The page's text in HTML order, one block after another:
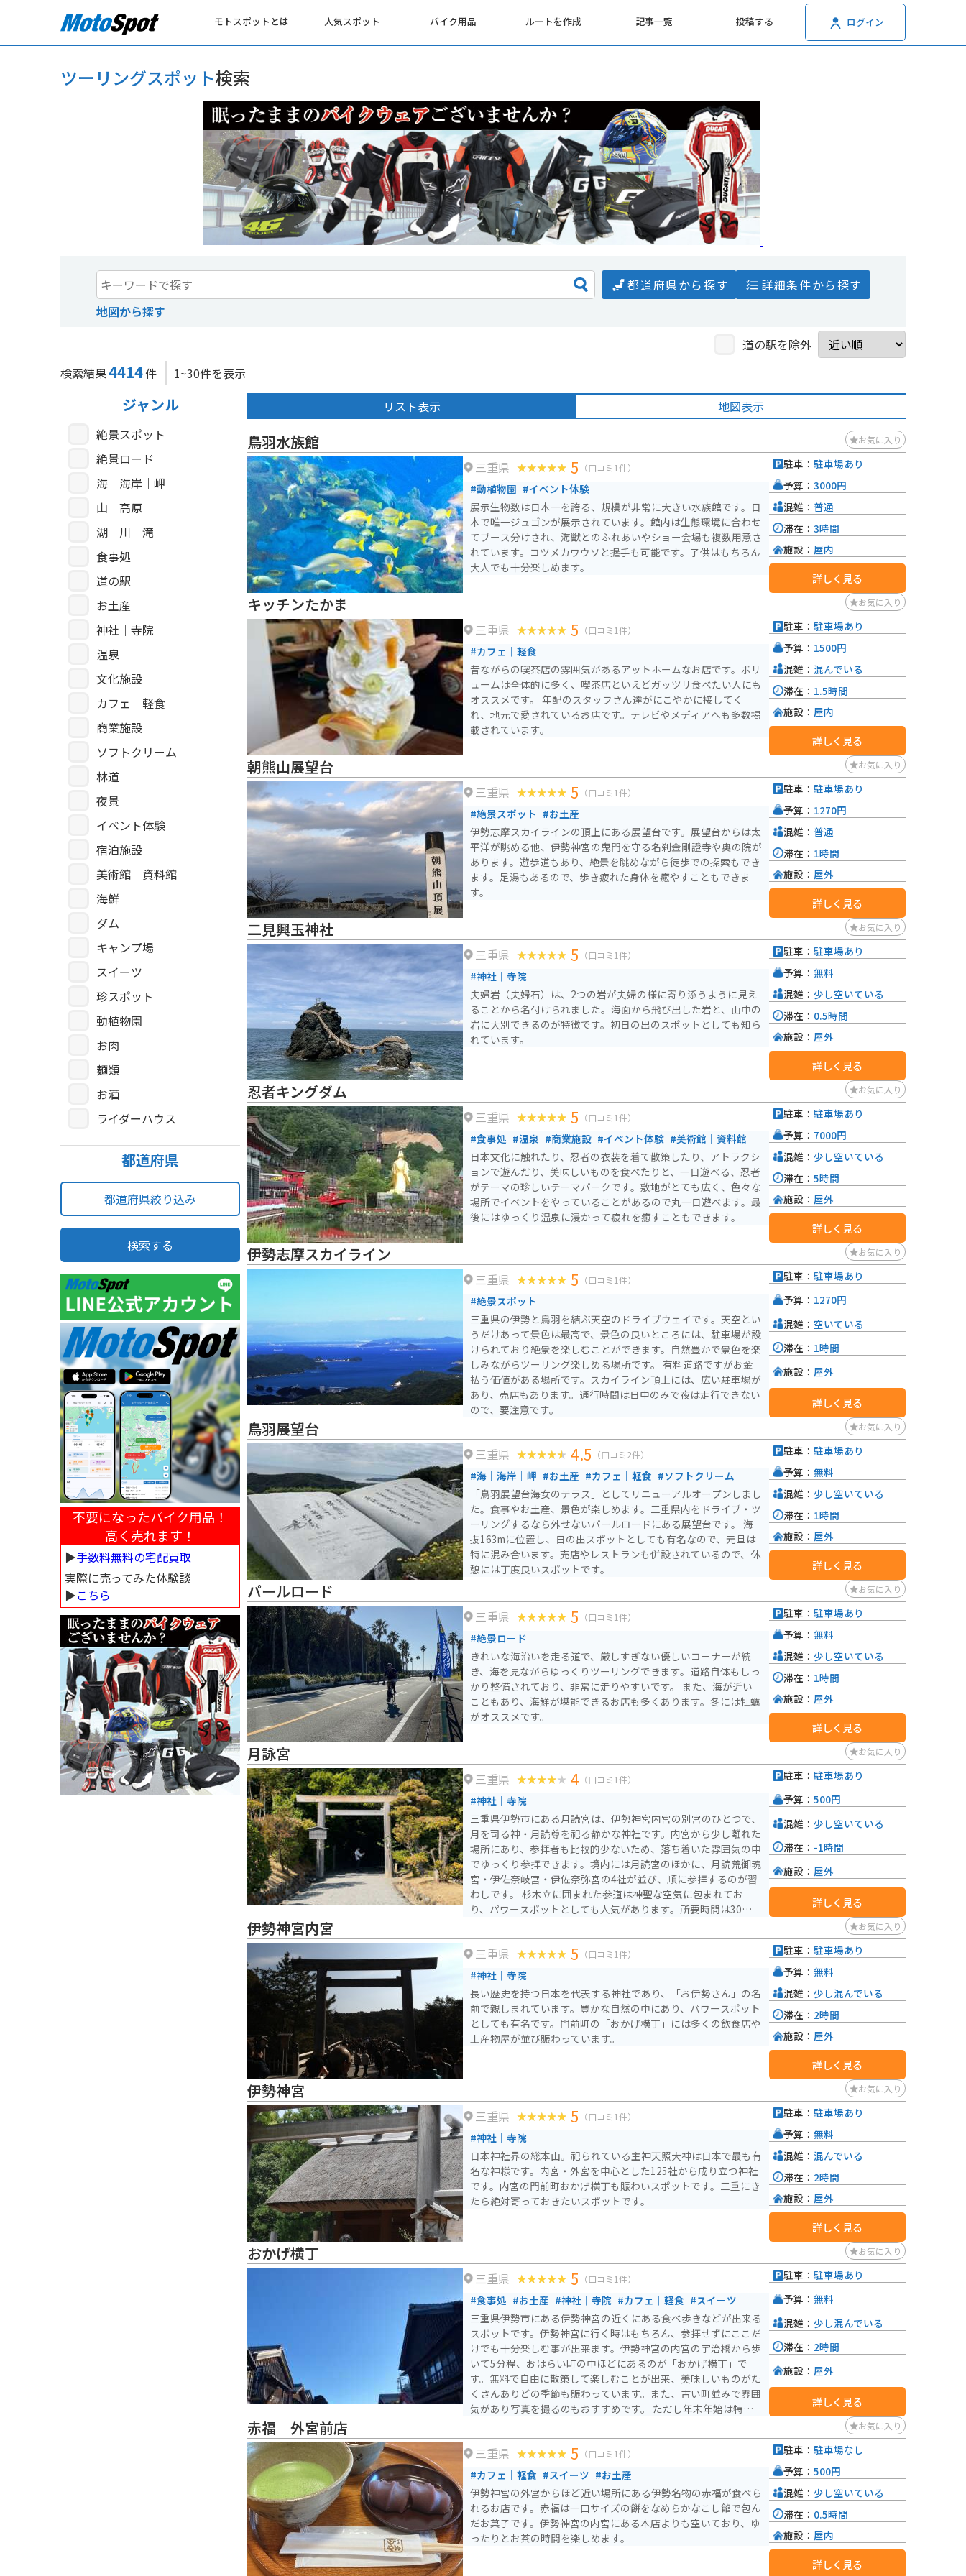
モトスポットとは 人気スポット バイク用品 ルートを作成 記事一覧 投稿する ログイン
ツーリングスポット検索
都道府県から探す
詳細条件から探す
地図から探す
道の駅を除外
検索結果4414件 1~30件を表示
ジャンル
絶景スポット
絶景ロード
海｜海岸｜岬
山｜高原
湖｜川｜滝
食事処
道の駅
お土産
神社｜寺院
温泉
文化施設
カフェ｜軽食
商業施設
ソフトクリーム
林道
夜景
イベント体験
宿泊施設
美術館｜資料館
海鮮
ダム
キャンプ場
スイーツ
珍スポット
動植物園
お肉
麺類
お酒
ライダーハウス
都道府県
都道府県絞り込み
検索する
不要になったバイク用品！
高く売れます！
▶︎手数料無料の宅配買取
実際に売ってみた体験談
▶︎こちら
リスト表示 地図表示
鳥羽水族館 お気に入り
三重県 5 （口コミ1件）
#動植物園 #イベント体験
展示生物数は日本一を誇る、規模が非常に大きい水族館です。日
本で唯一ジュゴンが展示されています。館内は生態環境に合わせ
てブース分けされ、海獣とのふれあいやショー会場も複数用意さ
れています。コツメカワウソと握手も可能です。子供はもちろん
大人でも十分楽しめます。
駐車： 駐車場あり
予算： 3000円
混雑： 普通
滞在： 3時間
施設： 屋内
詳しく見る
キッチンたかま お気に入り
三重県 5 （口コミ1件）
#カフェ｜軽食
昔ながらの喫茶店の雰囲気があるアットホームなお店です。ボリ
ュームは全体的に多く、喫茶店といえどガッツリ食べたい人にも
オススメです。 年配のスタッフさん達がにこやかに接してく
れ、地元で愛されているお店です。テレビやメディアへも多数掲
載されています。
駐車： 駐車場あり
予算： 1500円
混雑： 混んでいる
滞在： 1.5時間
施設： 屋内
詳しく見る
朝熊山展望台 お気に入り
三重県 5 （口コミ1件）
#絶景スポット #お土産
伊勢志摩スカイラインの頂上にある展望台です。展望台からは太
平洋が眺める他、伊勢神宮の鬼門を守る名刹金剛證寺や奥の院が
あります。遊歩道もあり、絶景を眺めながら徒歩での探索もでき
ます。足湯もあるので、歩き疲れた身体を癒やすこともできま
す。
駐車： 駐車場あり
予算： 1270円
混雑： 普通
滞在： 1時間
施設： 屋外
詳しく見る
二見興玉神社 お気に入り
三重県 5 （口コミ1件）
#神社｜寺院
夫婦岩（夫婦石）は、2つの岩が夫婦の様に寄り添うように見え
ることから名付けられました。海面から飛び出した岩と、山中の
岩に大別できるのが特徴です。初日の出のスポットとしても知ら
れています。
駐車： 駐車場あり
予算： 無料
混雑： 少し空いている
滞在： 0.5時間
施設： 屋外
詳しく見る
忍者キングダム お気に入り
三重県 5 （口コミ1件）
#食事処 #温泉 #商業施設 #イベント体験 #美術館｜資料館
日本文化に触れたり、忍者の衣装を着て散策したり、アトラクシ
ョンで遊んだり、美味しいものを食べたりと、一日遊べる、忍者
がテーマの珍しいテーマパークです。敷地がとても広く、色々な
場所でイベントをやっていることがあるので丸一日遊べます。最
後にはゆっくり温泉に浸かって疲れを癒すこともできます。
駐車： 駐車場あり
予算： 7000円
混雑： 少し空いている
滞在： 5時間
施設： 屋外
詳しく見る
伊勢志摩スカイライン お気に入り
三重県 5 （口コミ1件）
#絶景スポット
三重県の伊勢と鳥羽を結ぶ天空のドライブウェイです。天空とい
うだけあって景色は最高で、景色の良いところには、駐車場が設
けられており絶景を楽しむことができます。自然豊かで景色を楽
しみながらツーリング楽しめる場所です。 有料道路ですがお金
払う価値がある場所です。スカイライン頂上には、広い駐車場が
あり、売店もあります。通行時間は日中のみで夜は走行できない
ので、要注意です。
駐車： 駐車場あり
予算： 1270円
混雑： 空いている
滞在： 1時間
施設： 屋外
詳しく見る
鳥羽展望台 お気に入り
三重県 4.5 （口コミ2件）
#海｜海岸｜岬 #お土産 #カフェ｜軽食 #ソフトクリーム
「鳥羽展望台海女のテラス」としてリニューアルオープンしまし
た。食事やお土産、景色が楽しめます。三重県内をドライブ・ツ
ーリングするなら外せないパールロードにある展望台です。 海
抜163mに位置し、日の出スポットとしても有名なので、元旦は
特に混み合います。売店やレストランも併設されているので、休
憩には丁度良いスポットです。
駐車： 駐車場あり
予算： 無料
混雑： 少し空いている
滞在： 1時間
施設： 屋外
詳しく見る
パールロード お気に入り
三重県 5 （口コミ1件）
#絶景ロード
きれいな海沿いを走る道で、厳しすぎない優しいコーナーが続
き、海を見ながらゆっくりツーリングできます。道路自体もしっ
かり整備されており、非常に走りやすいです。 また、海が近い
こともあり、海鮮が堪能できるお店も多くあります。冬には牡蠣
がオススメです。
駐車： 駐車場あり
予算： 無料
混雑： 少し空いている
滞在： 1時間
施設： 屋外
詳しく見る
月詠宮 お気に入り
三重県 4 （口コミ1件）
#神社｜寺院
三重県伊勢市にある月読宮は、伊勢神宮内宮の別宮のひとつで、
月を司る神・月読尊を祀る静かな神社です。内宮から少し離れた
場所にあり、参拝者も比較的少ないため、落ち着いた雰囲気の中
でゆっくり参拝できます。境内には月読宮のほかに、月読荒御魂
宮・伊佐奈岐宮・伊佐奈弥宮の4社が並び、順に参拝するのが習
わしです。 杉木立に囲まれた参道は神聖な空気に包まれてお
り、パワースポットとしても人気があります。所要時間は30分ほ
きよみさん」と呼ばれる。伊弉諾尊（いざなぎのみこと）と伊弉
冉尊（いざなみのみこと）も祀られており、朱印状も受け取るこ
とができる。参拝時間は5:00から。季節によって閉まる時間が違
うので、確認必須です。 バイクで訪れる場合は周辺に駐車スペ
ースがありアクセスしやすく、伊勢志摩ツーリングの途中に静か
な休憩スポットとしてもおすすめです。人混みを避けて参拝した
いライダーにもぴったりの穴場です。
駐車： 駐車場あり
予算： 500円
混雑： 少し空いている
滞在： -1時間
施設： 屋外
詳しく見る
伊勢神宮内宮 お気に入り
三重県 5 （口コミ1件）
#神社｜寺院
長い歴史を持つ日本を代表する神社であり、「お伊勢さん」の名
前で親しまれています。豊かな自然の中にあり、パワースポット
としても有名です。門前町の「おかげ横丁」には多くの飲食店や
土産物屋が並び賑わっています。
駐車： 駐車場あり
予算： 無料
混雑： 少し混んでいる
滞在： 2時間
施設： 屋外
詳しく見る
伊勢神宮 お気に入り
三重県 5 （口コミ1件）
#神社｜寺院
日本神社界の総本山。祀られている主神天照大神は日本で最も有
名な神様です。内宮・外宮を中心とした125社から成り立つ神社
です。内宮の門前町おかげ横丁も賑わいスポットです。三重にき
たら絶対寄っておきたいスポットです。
駐車： 駐車場あり
予算： 無料
混雑： 混んでいる
滞在： 2時間
施設： 屋外
詳しく見る
おかげ横丁 お気に入り
三重県 5 （口コミ1件）
#食事処 #お土産 #神社｜寺院 #カフェ｜軽食 #スイーツ
三重県伊勢市にある伊勢神宮の近くにある食べ歩きなどが出来る
スポットです。伊勢神宮に行く時はもちろん、参拝せずにここだ
けでも十分楽しむ事が出来ます。伊勢神宮の内宮の宇治橋から歩
いて5分程、おはらい町の中ほどにあるのが「おかげ横丁」で
す。無料で自由に散策して楽しむことが出来、美味しいものがた
くさんありどの季節も賑わっています。また、古い町並みで雰囲
気があり写真を撮るのもおすすめです。 ただし年末年始は特に
いっぱいになります。 行く度に新しいお店が出来たり、長く続
く有名なお店もありと何度行っても楽しめるのがおすすめです。
駐車： 駐車場あり
予算： 無料
混雑： 少し混んでいる
滞在： 2時間
施設： 屋外
詳しく見る
赤福 外宮前店 お気に入り
三重県 5 （口コミ1件）
#カフェ｜軽食 #スイーツ #お土産
伊勢神宮の外宮からほど近い場所にある伊勢名物の赤福が食べら
れるお店です。赤福は一口サイズの餅をなめらかなこし餡で包ん
だお菓子です。伊勢神宮の内宮にある本店よりも空いており、ゆ
ったりとお茶の時間を楽しめます。
駐車： 駐車場なし
予算： 500円
混雑： 少し空いている
滞在： 0.5時間
施設： 屋内
詳しく見る